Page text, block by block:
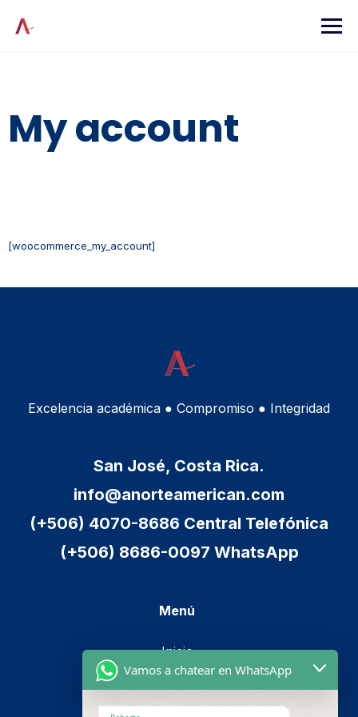
content
My account
[woocommerce_my_account]
Excelencia académica ● Compromiso ● Integridad
San José, Costa Rica.
info@anorteamerican.com
(+506) 4070-8686 Central Telefónica
(+506) 8686-0097 WhatsApp
Menú
Inicio
Cursos
Metodología
Vamos a chatear en WhatsApp